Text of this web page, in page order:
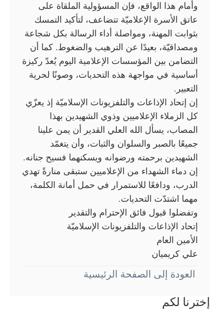
وأمام هذا الواقع، فإن المسؤولية الملقاة على
عاتق الأسرة الإعلاميّة تتضاعف، لتأكيد التمسك
بثوابت المهنة، ومواصلة أداء الرسالة بكل شجاعة
ومصداقيّة، بعيدًا عن الترهيب والضغوط. كما أن
التضامن بين المؤسسات الإعلامية اليوم يُعدّ ركيزة
أساسية في مواجهة هذه التحديات، وصونًا لحرية
التعبير.
إن إتحاد الإذاعات والتلفزيونات الإسلاميّة إذ يعزّي
كل الزملاء الإعلاميين وذوي الشهيدين بهذا
المصاب، يسأل الله العلي القدير أن يمن علينا
جميعًا بالصبر والسلوان والثبات، وأن يتغمّد
الشهيدين برحمته ورضوانه ويسكنهما فسيح جنانه.
إن دماء الشهداء من الإعلاميين ستبقى منارةً تهدي
الدرب، ودافعًا للاستمرار في حمل أمانة الكلمة،
مهما اشتدّت التحديات.
وتفضلوا قبول فائق الإحترام والتقدير
إتحاد الإذاعات والتلفزيونات الإسلاميّة
الأمين العام
علي كريميان
العودة إلى الصفحة الرئيسية
إخترنا لكم